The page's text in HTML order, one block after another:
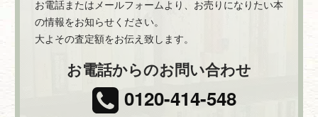
お電話またはメールフォームより、お売りになりたい本
の情報をお知らせください。
大よその査定額をお伝え致します。
お電話からのお問い合わせ
0120-414-548